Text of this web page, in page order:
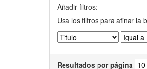
Añadir filtros:
Usa los filtros para afinar la
Resultados por página